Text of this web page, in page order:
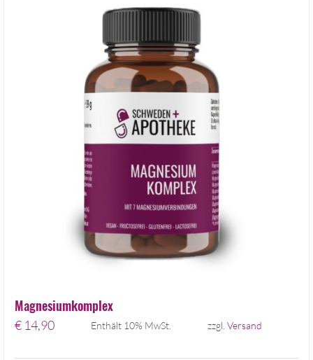
Magnesiumkomplex
€ 14,90 Enthält 10% MwSt. zzgl. Versand